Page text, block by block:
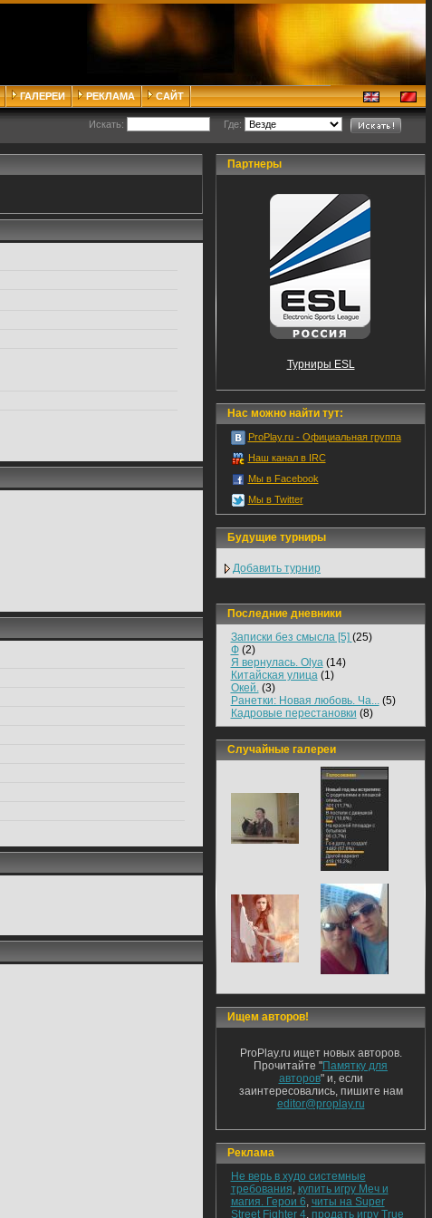
ГАЛЕРЕИ РЕКЛАМА САЙТ
Искать: Где:
Партнеры
Турниры ESL
Нас можно найти тут:
ProPlay.ru - Официальная группа
Наш канал в IRC
Мы в Facebook
Мы в Twitter
Будущие турниры
Добавить турнир
Последние дневники
Записки без смысла [5] (25)
Ф(2)
Я вернулась. Olya(14)
Китайская улица(1)
Окей.(3)
Ранетки: Новая любовь. Ча...(5)
Кадровые перестановки (8)
Случайные галереи
Ищем авторов!
ProPlay.ru ищет новых авторов.
Прочитайте "Памятку для
авторов" и, если
заинтересовались, пишите нам
editor@proplay.ru
Реклама
Не верь в худо системные
требования, купить игру Меч и
магия. Герои 6, читы на Super
Street Fighter 4, продать игру True